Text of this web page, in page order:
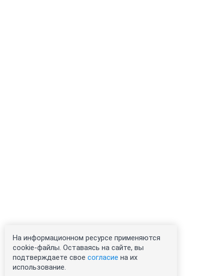
На информационном ресурсе применяются
cookie-файлы. Оставаясь на сайте, вы
подтверждаете свое согласие на их
использование.